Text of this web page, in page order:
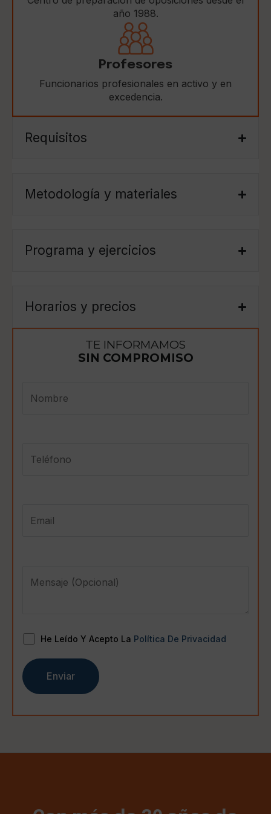
año 1988.
Profesores
Funcionarios profesionales en activo y en
excedencia.
Requisitos
Metodología y materiales
Programa y ejercicios
Horarios y precios
TE INFORMAMOS
SIN COMPROMISO
He Leído Y Acepto La Política De Privacidad